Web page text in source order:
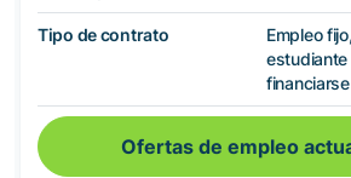
Tipo de contrato
Empleo
Ofertas de empleo